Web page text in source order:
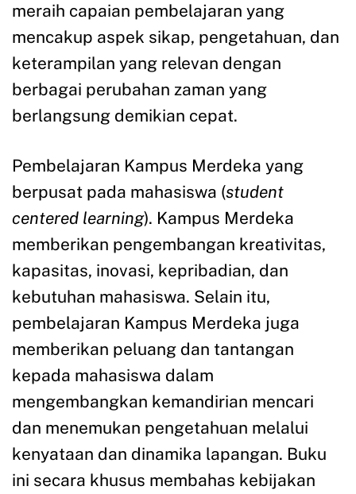
meraih capaian pembelajaran yang
mencakup aspek sikap, pengetahuan, dan
keterampilan yang relevan dengan
berbagai perubahan zaman yang
berlangsung demikian cepat.
Pembelajaran Kampus Merdeka yang
berpusat pada mahasiswa (student
centered learning). Kampus Merdeka
memberikan pengembangan kreativitas,
kapasitas, inovasi, kepribadian, dan
kebutuhan mahasiswa. Selain itu,
pembelajaran Kampus Merdeka juga
memberikan peluang dan tantangan
kepada mahasiswa dalam
mengembangkan kemandirian mencari
dan menemukan pengetahuan melalui
kenyataan dan dinamika lapangan. Buku
ini secara khusus membahas kebijakan